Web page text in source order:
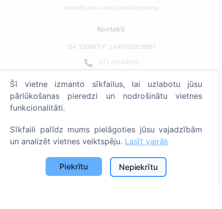
Apbedījuma vietas labiekārtošana
Kontakti
SIA "CEMETY", LV40103618951
371 29144816
Strādājam visā Latvijā!
Administratoriem
© 2013 - 2026 Cemety Visas tiesības aizsargātas
Privātuma politika un noteikumi.
Šī vietne izmanto sīkfailus, lai uzlabotu jūsu
pārlūkošanas pieredzi un nodrošinātu vietnes
funkcionalitāti.
Sīkfaili palīdz mums pielāgoties jūsu vajadzībām
un analizēt vietnes veiktspēju. Lasīt vairāk
Piekrītu Nepiekrītu